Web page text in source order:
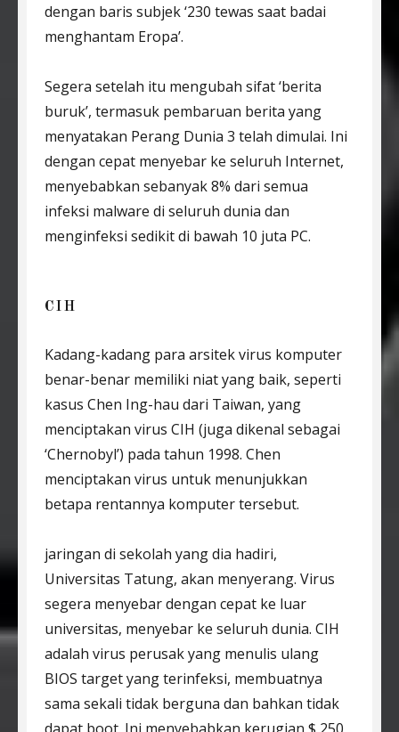
dengan baris subjek ‘230 tewas saat badai
menghantam Eropa’.
Segera setelah itu mengubah sifat ‘berita
buruk’, termasuk pembaruan berita yang
menyatakan Perang Dunia 3 telah dimulai. Ini
dengan cepat menyebar ke seluruh Internet,
menyebabkan sebanyak 8% dari semua
infeksi malware di seluruh dunia dan
menginfeksi sedikit di bawah 10 juta PC.
CIH
Kadang-kadang para arsitek virus komputer
benar-benar memiliki niat yang baik, seperti
kasus Chen Ing-hau dari Taiwan, yang
menciptakan virus CIH (juga dikenal sebagai
‘Chernobyl’) pada tahun 1998. Chen
menciptakan virus untuk menunjukkan
betapa rentannya komputer tersebut.
jaringan di sekolah yang dia hadiri,
Universitas Tatung, akan menyerang. Virus
segera menyebar dengan cepat ke luar
universitas, menyebar ke seluruh dunia. CIH
adalah virus perusak yang menulis ulang
BIOS target yang terinfeksi, membuatnya
sama sekali tidak berguna dan bahkan tidak